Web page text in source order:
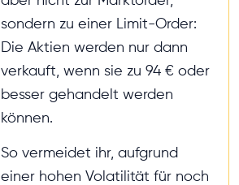
sondern zu einer Limit-Order:
Die Aktien werden nur dann
verkauft, wenn sie zu 94 € oder
besser gehandelt werden
können.
So vermeidet ihr, aufgrund
einer hohen Volatilität für noch